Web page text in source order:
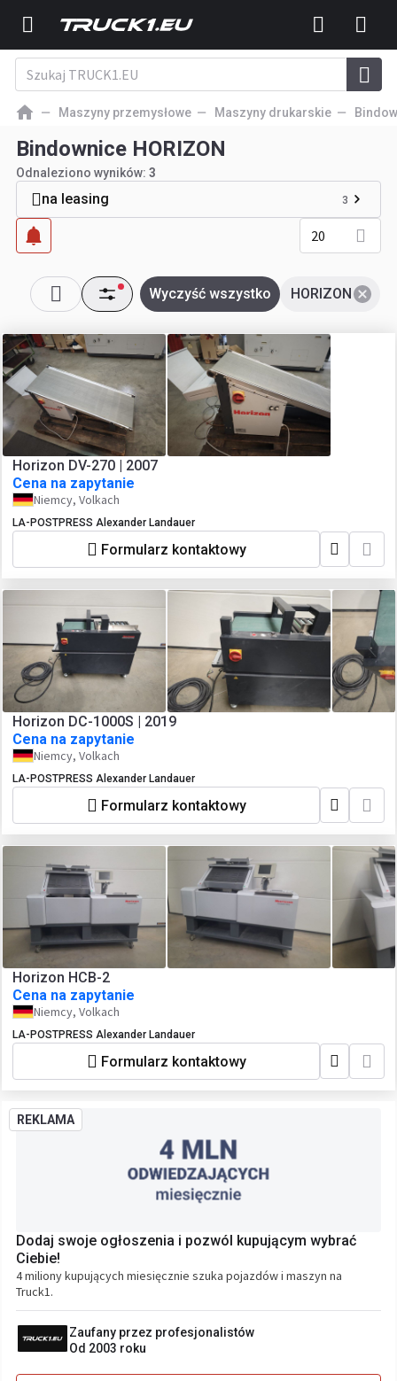
Maszyny przemysłowe Maszyny drukarskie
Bindownice HORIZON
Odnaleziono wyników: 3
na leasing 3
20
HORIZON
Wyczyść wszystko
Horizon DV-270 | 2007
Cena na zapytanie
Niemcy, Volkach
LA-POSTPRESS Alexander Landauer
Formularz kontaktowy
Horizon DC-1000S | 2019
Cena na zapytanie
Niemcy, Volkach
LA-POSTPRESS Alexander Landauer
Formularz kontaktowy
Horizon HCB-2
Cena na zapytanie
Niemcy, Volkach
LA-POSTPRESS Alexander Landauer
Formularz kontaktowy
REKLAMA
Dodaj swoje ogłoszenia i pozwól kupującym wybrać
Ciebie!
4 miliony kupujących miesięcznie szuka pojazdów i maszyn na
Truck1.
Zaufany przez profesjonalistów
Od 2003 roku